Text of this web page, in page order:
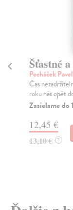
Šťastné
Pecháček
Čas
roku nás opět
Zasielame do
12,45 €
13,10 € ?